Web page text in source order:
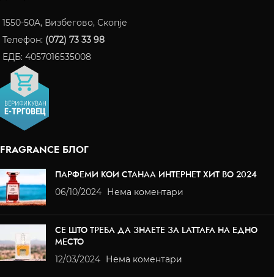
1550-50A, Визбегово, Скопје
Телефон: (072) 73 33 98
ЕДБ: 4057016535008
FRAGRANCE БЛОГ
ПАРФЕМИ КОИ СТАНАА ИНТЕРНЕТ ХИТ ВО 2024
06/10/2024 Нема коментари
СЕ ШТО ТРЕБА ДА ЗНАЕТЕ ЗА LATTAFA НА ЕДНО
МЕСТО
12/03/2024 Нема коментари